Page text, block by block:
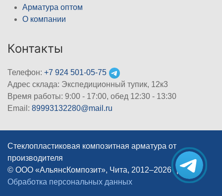
Арматура оптом
О компании
Контакты
Телефон: +7 924 501-05-75
Адрес склада: Экспедиционный тупик, 12к3
Время работы: 9:00 - 17:00, обед 12:30 - 13:30
Email: 89993132280@mail.ru
Стеклопластиковая композитная арматура от
производителя
© ООО «АльянсКомпозит», Чита, 2012–2026 |
Обработка персональных данных